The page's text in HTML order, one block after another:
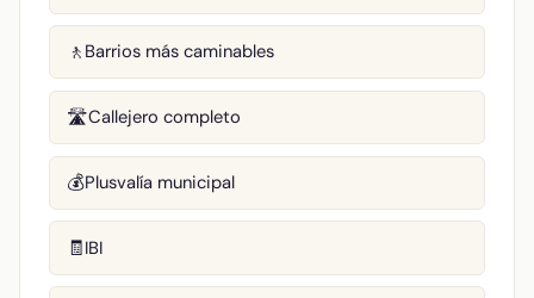
🚶 Barrios más caminables
🛣️Callejero completo
💰Plusvalía municipal
🧾IBI